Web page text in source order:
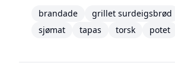
brandade grillet surdeigsbrød
sjømat
tapas torsk potet